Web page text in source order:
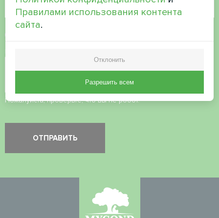
Пожалуйста, проверьте, что вы не робот.
Правилами использования контента
сайта.
Отклонить
Разрешить всем